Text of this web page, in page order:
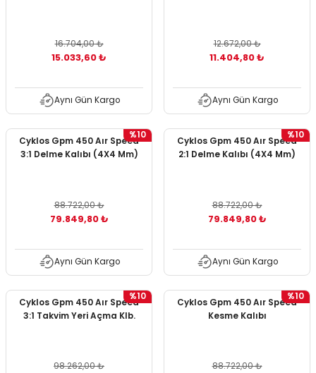
16.704,00 ₺
15.033,60 ₺
Aynı Gün Kargo
12.672,00 ₺
11.404,80 ₺
Aynı Gün Kargo
%10
Cyklos Gpm 450 Aır Speed
3:1 Delme Kalıbı (4X4 Mm)
88.722,00 ₺
79.849,80 ₺
Aynı Gün Kargo
%10
Cyklos Gpm 450 Aır Speed
2:1 Delme Kalıbı (4X4 Mm)
88.722,00 ₺
79.849,80 ₺
Aynı Gün Kargo
%10
Cyklos Gpm 450 Aır Speed
3:1 Takvim Yeri Açma Klb.
98.262,00 ₺
%10
Cyklos Gpm 450 Aır Speed
Kesme Kalıbı
88.722,00 ₺